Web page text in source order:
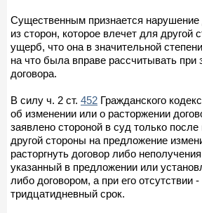
Существенным признается нарушение
из сторон, которое влечет для другой
ущерб, что она в значительной
на что была вправе рассчитывать при
договора.
В силу ч. 2 ст. 452 Гражданского
об изменении или о расторжении
заявлено стороной в суд только после
другой стороны на предложение
расторгнуть договор либо
указанный в предложении или
либо договором, а при его отсутствии -
тридцатидневный срок.